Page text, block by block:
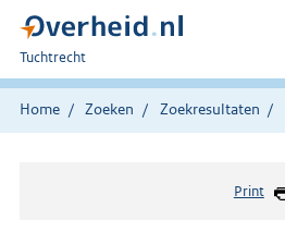
U
bent
hier:
Tuchtrecht
Home Zoeken Zoekresultaten
Print